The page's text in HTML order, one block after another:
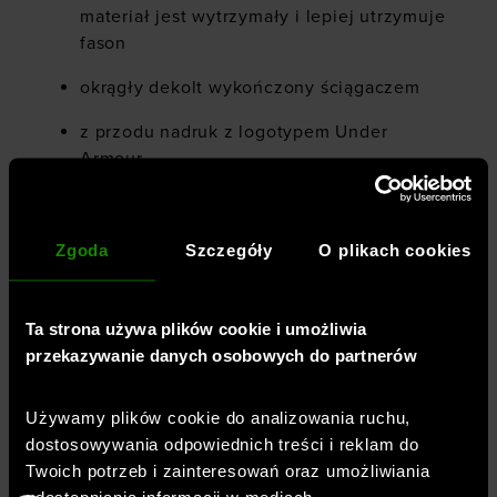
Zgoda Szczegóły O plikach cookies
Ta strona używa plików cookie i umożliwia
przekazywanie danych osobowych do partnerów
Używamy plików cookie do analizowania ruchu,
dostosowywania odpowiednich treści i reklam do
Twoich potrzeb i zainteresowań oraz umożliwiania
materiał jest wytrzymały i lepiej utrzymuje
fason
okrągły dekolt wykończony ściągaczem
z przodu nadruk z logotypem Under
Armour
Przeznaczenie : sportstyle
Krój: luźny
Marka:
Under Armour
Styl koszulki
t-shirt
Długość: standardowa